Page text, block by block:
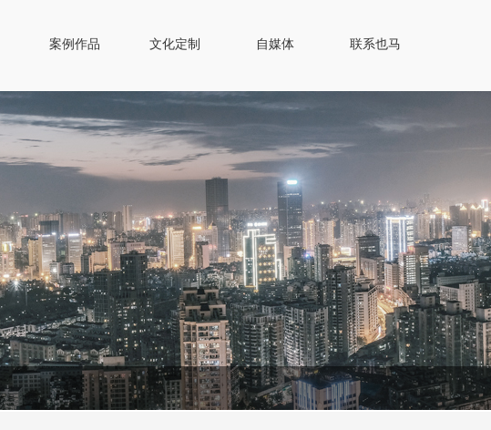
案例作品 文化定制 自媒体 联系也马